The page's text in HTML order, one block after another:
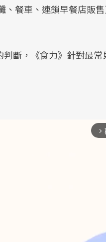
、餐車、連鎖早餐店販
斷，《食力》針對最常
arrow_forward_ios
如「健康台灣推動委員
所的服務，更是民眾了解
啟動你的健康革命！
對亞健康的認知，進而